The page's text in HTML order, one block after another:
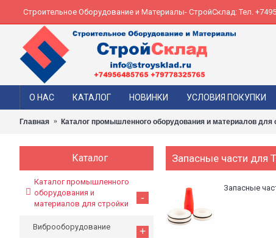
Строительное Оборудование и Материалы- СтройСклад: Тел.
О НАС КАТАЛОГ НОВИНКИ УСЛОВИЯ ПОКУПКИ
Главная Каталог промышленного оборудования и материалов для
Каталог
Каталог промышленного
оборудования и
материалов для стройки
-
Виброоборудование +
Запасные части для
Запасные